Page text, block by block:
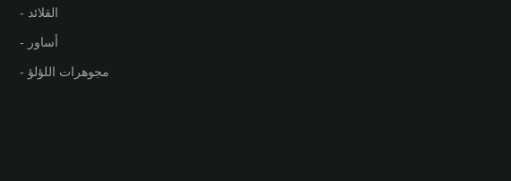
- القلائد
- أساور
- مجوهرات اللؤلؤ